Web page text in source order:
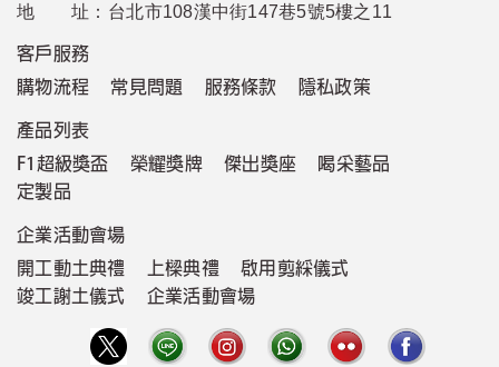
地 址： 台北市108漢中街147巷5號5樓之11
客戶服務
購物流程
常見問題 服務條款 隱私政策
產品列表
F1超級獎盃
榮耀獎牌 傑出獎座
喝采藝品
定製品
企業活動會場
開工動土典禮
上樑典禮
啟用剪綵儀式
竣工謝土儀式
企業活動會場